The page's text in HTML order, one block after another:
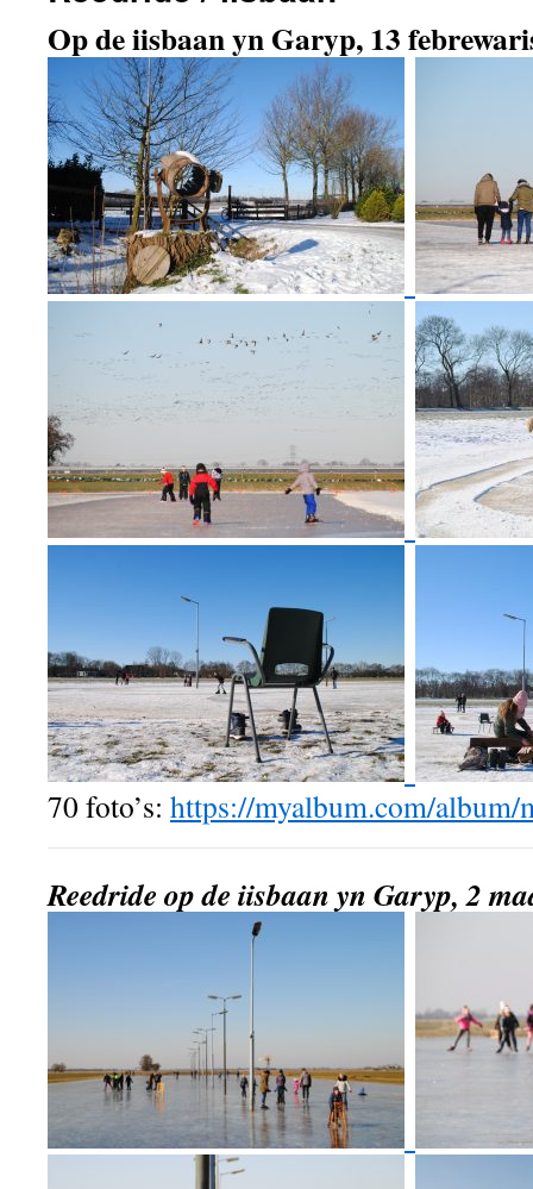
Op de iisbaan yn Garyp, 13
70 foto’s: https://myalbum.com/
Reedride op de iisbaan yn Garyp, 2